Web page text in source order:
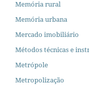
Memória rural
Memória urbana
Mercado imobiliário
Métodos técnicas e
Metrópole
Metropolização